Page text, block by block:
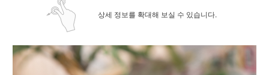
상세 정보를 확대해 보실 수 있습니다.